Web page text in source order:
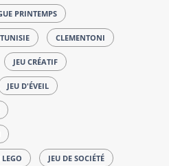
PRINTEMPS
CLEMENTONI
JEU CRÉATIF
JEU D'ÉVEIL
JEU DE SOCIÉTÉ